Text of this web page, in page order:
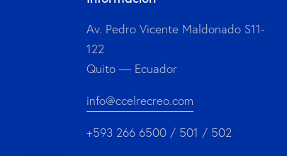
Av. Pedro Vicente Maldonado S11-
122
Quito — Ecuador
info@ccelrecreo.com
+593 266 6500 / 501 / 502